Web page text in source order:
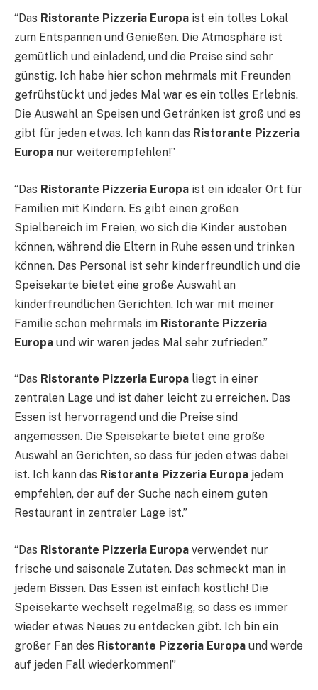
“Das Ristorante Pizzeria Europa ist ein tolles Lokal
zum Entspannen und Genießen. Die Atmosphäre ist
gemütlich und einladend, und die Preise sind sehr
günstig. Ich habe hier schon mehrmals mit Freunden
gefrühstückt und jedes Mal war es ein tolles Erlebnis.
Die Auswahl an Speisen und Getränken ist groß und es
gibt für jeden etwas. Ich kann das Ristorante Pizzeria
Europa nur weiterempfehlen!”
“Das Ristorante Pizzeria Europa ist ein idealer Ort für
Familien mit Kindern. Es gibt einen großen
Spielbereich im Freien, wo sich die Kinder austoben
können, während die Eltern in Ruhe essen und trinken
können. Das Personal ist sehr kinderfreundlich und die
Speisekarte bietet eine große Auswahl an
kinderfreundlichen Gerichten. Ich war mit meiner
Familie schon mehrmals im Ristorante Pizzeria
Europa und wir waren jedes Mal sehr zufrieden.”
“Das Ristorante Pizzeria Europa liegt in einer
zentralen Lage und ist daher leicht zu erreichen. Das
Essen ist hervorragend und die Preise sind
angemessen. Die Speisekarte bietet eine große
Auswahl an Gerichten, so dass für jeden etwas dabei
ist. Ich kann das Ristorante Pizzeria Europa jedem
empfehlen, der auf der Suche nach einem guten
Restaurant in zentraler Lage ist.”
“Das Ristorante Pizzeria Europa verwendet nur
frische und saisonale Zutaten. Das schmeckt man in
jedem Bissen. Das Essen ist einfach köstlich! Die
Speisekarte wechselt regelmäßig, so dass es immer
wieder etwas Neues zu entdecken gibt. Ich bin ein
großer Fan des Ristorante Pizzeria Europa und werde
auf jeden Fall wiederkommen!”